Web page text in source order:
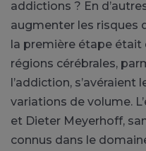
addictions ? En
augmenter les risques
la première étape était
régions cérébrales,
l’addiction, s’avéraient
variations de volume.
et Dieter Meyerhoff,
connus dans le